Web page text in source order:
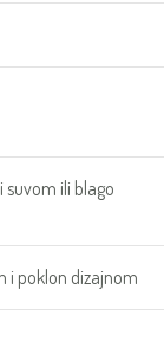
suvom ili blago
i poklon dizajnom